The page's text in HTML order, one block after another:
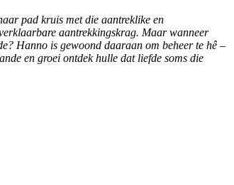
pad kruis met die aantreklike en
aantrekkingskrag. Maar wanneer
Hanno is gewoond daaraan om beheer te hê –
en groei ontdek hulle dat liefde soms die